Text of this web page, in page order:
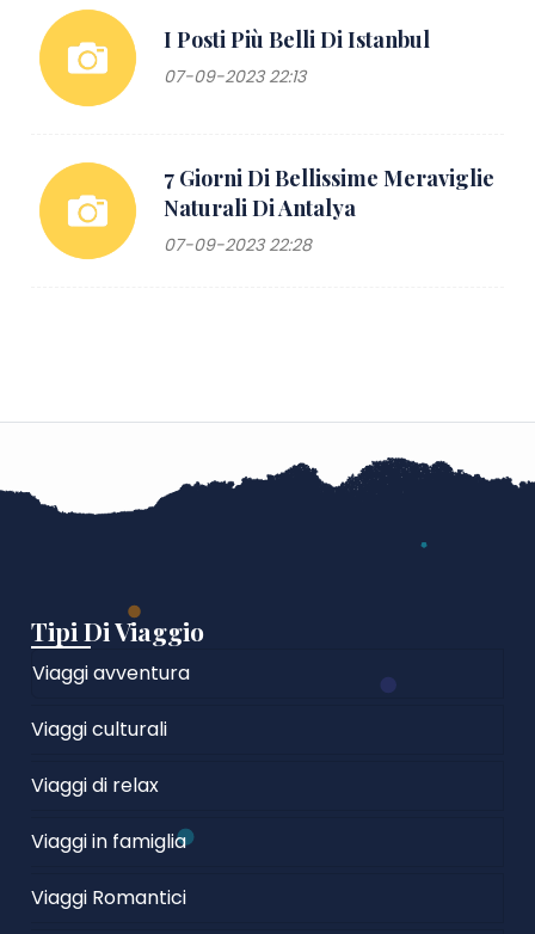
I Posti Più Belli Di Istanbul
07-09-2023 22:13
7 Giorni Di Bellissime Meraviglie
Naturali Di Antalya
07-09-2023 22:28
Tipi Di Viaggio
Viaggi avventura
Viaggi culturali
Viaggi di relax
Viaggi in famiglia
Viaggi Romantici